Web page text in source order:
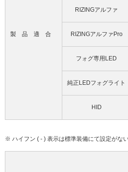
製品適合
RIZINGアルファ
RIZINGアルファPro
フォグ専用LED
純正LEDフォグライト
HID
※ ハイフン ( - ) 表示は標準装備にて設定がな